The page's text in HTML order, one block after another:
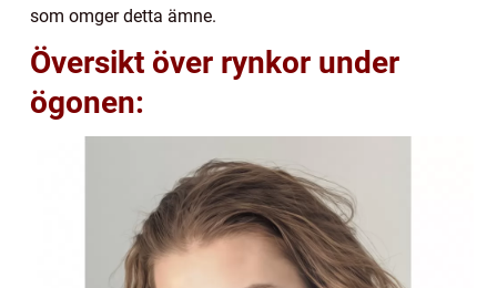
som omger detta ämne.
Översikt över rynkor under
ögonen: